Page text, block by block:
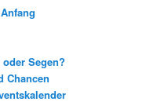
Segen?
Chancen